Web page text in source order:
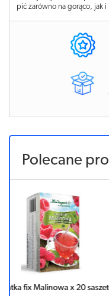
pić zarówno na gorąco, jak
Polecane
Herbatka